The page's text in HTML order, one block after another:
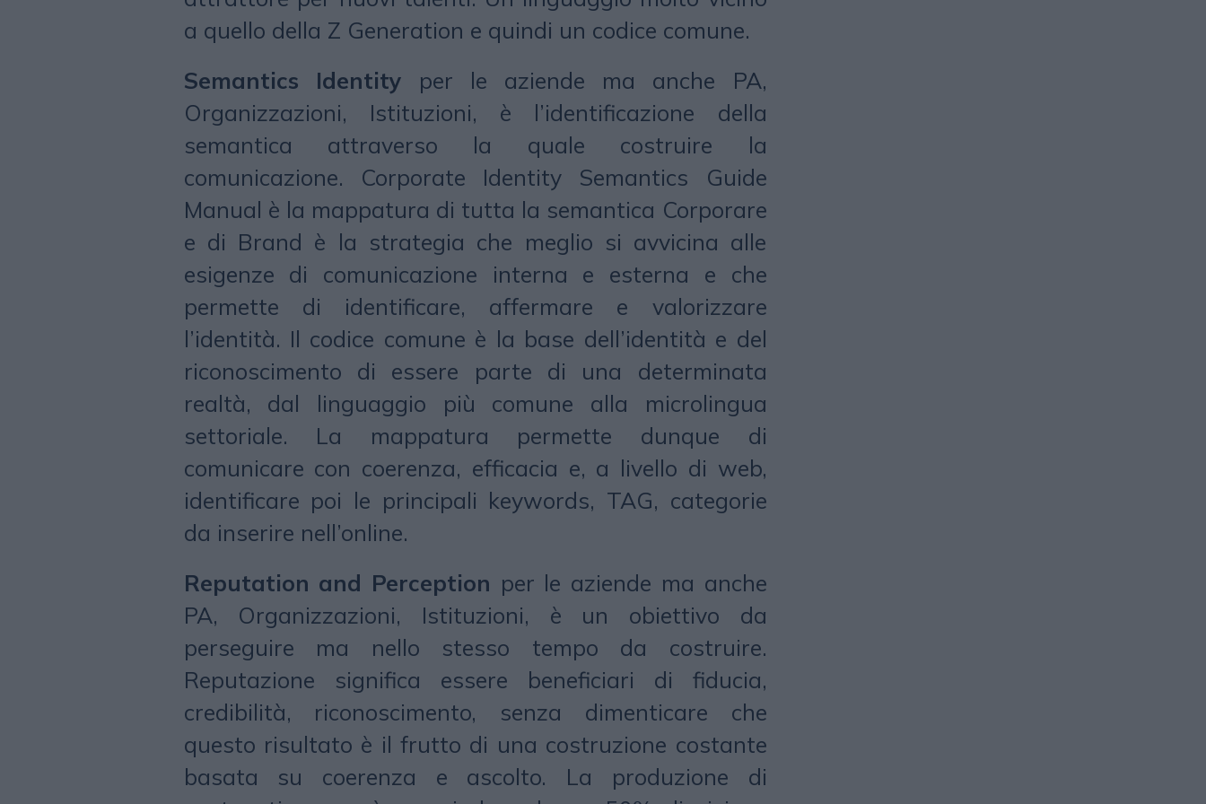
a quello della Z Generation e quindi un codice comune.
Semantics Identity per le aziende ma anche PA,
Organizzazioni, Istituzioni, è l’identificazione della
semantica attraverso la quale costruire la
comunicazione. Corporate Identity Semantics Guide
Manual è la mappatura di tutta la semantica Corporare
e di Brand è la strategia che meglio si avvicina alle
esigenze di comunicazione interna e esterna e che
permette di identificare, affermare e valorizzare
l’identità. Il codice comune è la base dell’identità e del
riconoscimento di essere parte di una determinata
realtà, dal linguaggio più comune alla microlingua
settoriale. La mappatura permette dunque di
comunicare con coerenza, efficacia e, a livello di web,
identificare poi le principali keywords, TAG, categorie
da inserire nell’online.
Reputation and Perception per le aziende ma anche
PA, Organizzazioni, Istituzioni, è un obiettivo da
perseguire ma nello stesso tempo da costruire.
Reputazione significa essere beneficiari di fiducia,
credibilità, riconoscimento, senza dimenticare che
questo risultato è il frutto di una costruzione costante
basata su coerenza e ascolto. La produzione di